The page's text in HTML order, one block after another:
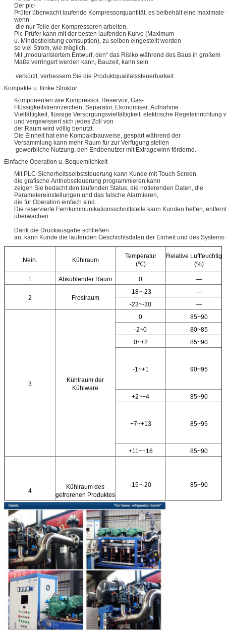
Der plc-
Prüfer überwacht laufende Kompressorquantität, es beibehält eine
wenn
die nur Teile der Kompressoren arbeiten.
Plc-Prüfer kann mit der besten laufenden Kurve (Maximum
u. Mindestleistung comsuption), zu selben eingestellt werden
so viel Strom, wie möglich.
Mit „modularisiertem Entwurf, den“ das Risiko während des Baus in großem
Maße verringert werden kann, Bauzeit, kann sein
verkürzt, verbessern Sie die Produktqualitätssteuerbarkeit.
Kompakte u. flinke Struktur
Komponenten wie Kompressor, Reservoir, Gas-
Flüssigkeitstrennzeichen, Separator, Ekonomiser, Aufnahme
Vielfältigkeit, flüssige Versorgungsvielfältigkeit, elektrische Regeleinrichtung
und vergewissert sich jedes Zoll von
der Raum wird völlig benutzt.
Die Einheit hat eine Kompaktbauweise, gespart während der
Versammlung kann mehr Raum für zur Verfügung stellen
gewerbliche Nutzung, den Endbenutzer mit Extragewinn fördernd.
Einfache Operation u. Bequemlichkeit
Mit PLC-Sicherheitsselbststeuerung kann Kunde mit Touch Screen,
die grafische Antriebssteuerung programmieren kann
zeigen Sie bedacht den laufenden Status, die notierenden Daten, die
Parametereinstellungen und das falsche Alarmieren,
die für Operation einfach sind.
Die reservierte Fernkommunikationsschnittstelle kann Kunden helfen,
überwachen.
Dank die Druckausgabe schließen
an, kann Kunde die laufenden Geschichtsdaten der Einheit und des Systems
Nein. Kühlraum
Temperatur
(℃)
Relative
(%)
1 Abkühlender Raum 0 —
2 Frostraum
-18~-23
—
-23~-30
—
3
Kühlraum der
Kühlware
0
85~90
-2~0
80~85
0~+2
85~90
-1~+1 90~95
+2~+4 85~90
+7~+13 85~95
+11~+16 85~90
4
Kühlraum des
gefrorenen Produktes
-15~-20 85~90
-18~-23
5
Eisspeicher -4~-6